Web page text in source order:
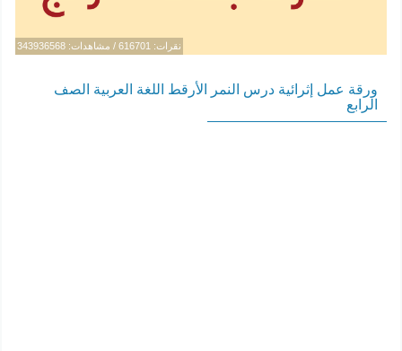
نقرات: 616701 / مشاهدات: 343936568
ورقة عمل إثرائية درس النمر الأرقط اللغة العربية الصف
الرابع